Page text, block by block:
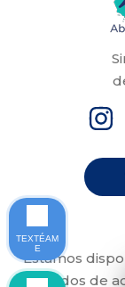
Estamos
abogados de
TEXTÉAM
E